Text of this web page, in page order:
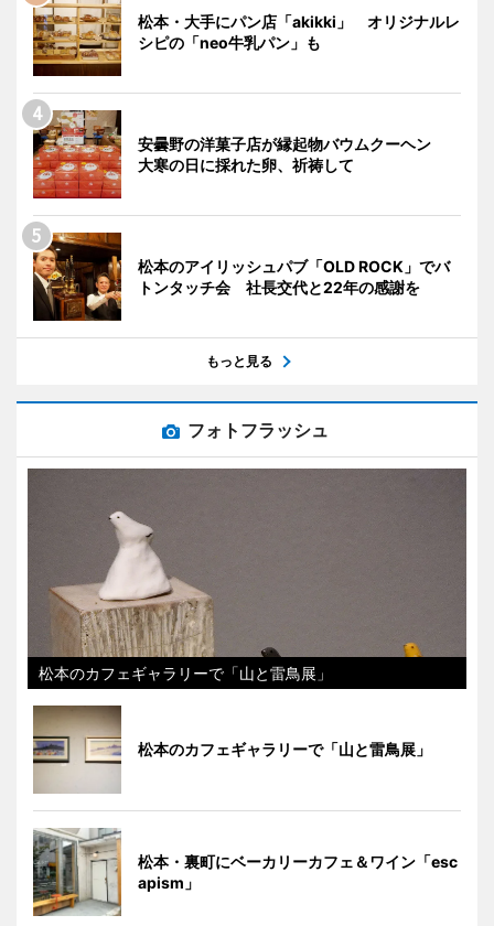
松本・大手にパン店「akikki」 オリジナルレ
シピの「neo牛乳パン」も
安曇野の洋菓子店が縁起物バウムクーヘン
大寒の日に採れた卵、祈祷して
松本のアイリッシュパブ「OLD ROCK」でバ
トンタッチ会 社長交代と22年の感謝を
もっと見る
フォトフラッシュ
松本のカフェギャラリーで「山と雷鳥展」
松本のカフェギャラリーで「山と雷鳥展」
松本・裏町にベーカリーカフェ＆ワイン「esc
apism」